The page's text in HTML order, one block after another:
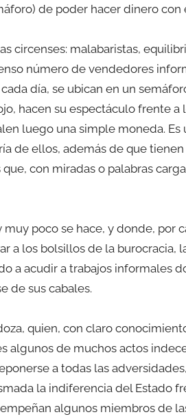
de poder hacer dinero con
circenses: malabaristas,
número de vendedores
día, se ubican en un
hacen su espectáculo frente a
luego una simple moneda. Es
de ellos, además de que
con miradas o palabras
poco se hace, y donde, por
a los bolsillos de la burocracia,
a acudir a trabajos informales
de sus cabales.
quien, con claro
algunos de muchos actos
a todas las
la indiferencia del Estado
algunos miembros de